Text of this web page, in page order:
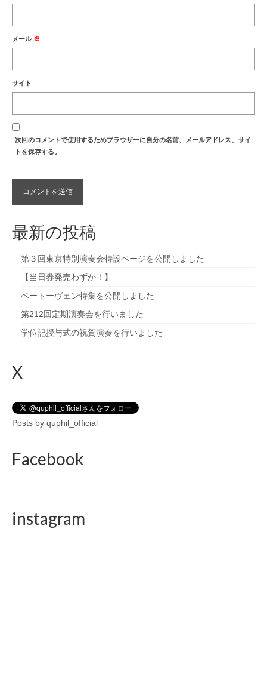
メール ※
サイト
次回のコメントで使用するためブラウザーに自分の名前、メールアドレス、サイ
トを保存する。
最新の投稿
第３回東京特別演奏会特設ページを公開しました
【当日券発売わずか！】
ベートーヴェン特集を公開しました
第212回定期演奏会を行いました
学位記授与式の祝賀演奏を行いました
X
Posts by quphil_official
Facebook
instagram